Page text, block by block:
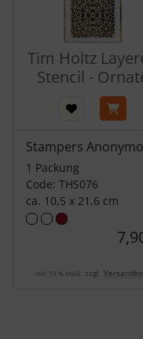
Tim Holtz
Stencil -
Stampers
1 Packung
Code: THS076
ca. 10,5 x 21,6 cm
inkl. 19 % MwSt. zzgl.